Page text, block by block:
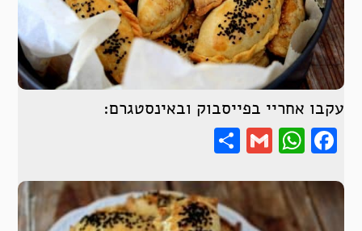
עקבו אחריי בפייסבוק ובאינסטגרם:
Facebook
WhatsApp
Gmail